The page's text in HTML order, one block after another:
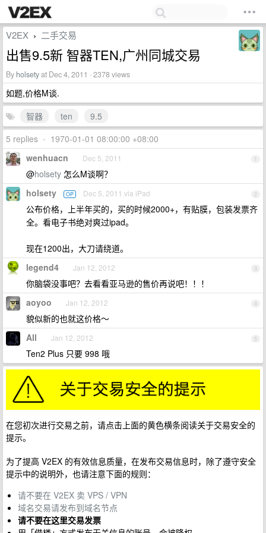
V2EX › 二手交易
出售9.5新 智器TEN,广州同城交易
By holsetyat Dec 4, 2011 · 2378 views
如题,价格M谈.
智器
ten
9.5
5 replies • 1970-01-01 08:00:00 +08:00
1
wenhuacn Dec 5, 2011
@holsety 怎么M谈啊？
2
holsety OP Dec 5, 2011 via iPad
公布价格，上半年买的，买的时候2000+，有贴膜，包装发票齐
全。看电子书绝对爽过ipad。
现在1200出，大刀请绕道。
3
legend4 Jan 12, 2012
你脑袋没事吧？去看看亚马逊的售价再说吧！！！
4
aoyoo Jan 12, 2012
貌似新的也就这价格～
5
All Jan 12, 2012
Ten2 Plus 只要 998 哦
在您初次进行交易之前，请点击上面的黄色横条阅读关于交易安全的
提示。
为了提高 V2EX 的有效信息质量，在发布交易信息时，除了遵守安全
提示中的说明外，也请注意下面的规则：
请不要在 V2EX 卖 VPS / VPN
域名交易请发布到域名节点
请不要在这里交易发票